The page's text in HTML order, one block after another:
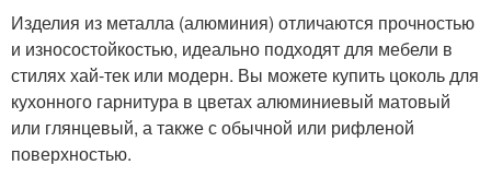
Изделия из металла (алюминия) отличаются прочностью
и износостойкостью, идеально подходят для мебели в
стилях хай-тек или модерн. Вы можете купить цоколь для
кухонного гарнитура в цветах алюминиевый матовый
или глянцевый, а также с обычной или рифленой
поверхностью.